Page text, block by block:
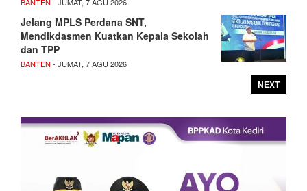
Jelang MPLS Perdana SNT,
Mendikdasmen Kuatkan Kepala Sekolah
dan TPP
BANTEN - JUMAT, 7 AGU 2026
NEXT